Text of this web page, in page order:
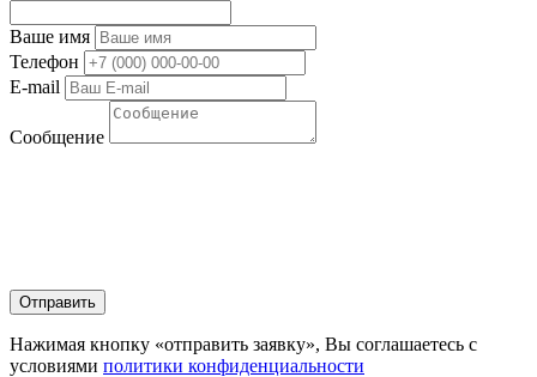
Ваше имя
Телефон
E-mail
Сообщение
Нажимая кнопку «отправить заявку», Вы соглашаетесь с
условиями политики конфиденциальности